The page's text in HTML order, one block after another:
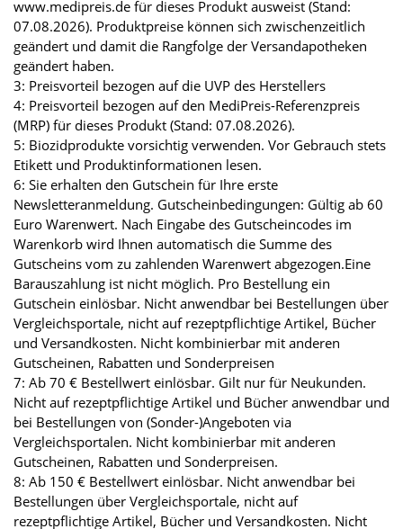
www.medipreis.de für dieses Produkt ausweist (Stand:
07.08.2026). Produktpreise können sich zwischenzeitlich
geändert und damit die Rangfolge der Versandapotheken
geändert haben.
3: Preisvorteil bezogen auf die UVP des Herstellers
4: Preisvorteil bezogen auf den MediPreis-Referenzpreis
(MRP) für dieses Produkt (Stand: 07.08.2026).
5: Biozidprodukte vorsichtig verwenden. Vor Gebrauch stets
Etikett und Produktinformationen lesen.
6: Sie erhalten den Gutschein für Ihre erste
Newsletteranmeldung. Gutscheinbedingungen: Gültig ab 60
Euro Warenwert. Nach Eingabe des Gutscheincodes im
Warenkorb wird Ihnen automatisch die Summe des
Gutscheins vom zu zahlenden Warenwert abgezogen.Eine
Barauszahlung ist nicht möglich. Pro Bestellung ein
Gutschein einlösbar. Nicht anwendbar bei Bestellungen über
Vergleichsportale, nicht auf rezeptpflichtige Artikel, Bücher
und Versandkosten. Nicht kombinierbar mit anderen
Gutscheinen, Rabatten und Sonderpreisen
7: Ab 70 € Bestellwert einlösbar. Gilt nur für Neukunden.
Nicht auf rezeptpflichtige Artikel und Bücher anwendbar und
bei Bestellungen von (Sonder-)Angeboten via
Vergleichsportalen. Nicht kombinierbar mit anderen
Gutscheinen, Rabatten und Sonderpreisen.
8: Ab 150 € Bestellwert einlösbar. Nicht anwendbar bei
Bestellungen über Vergleichsportale, nicht auf
rezeptpflichtige Artikel, Bücher und Versandkosten. Nicht